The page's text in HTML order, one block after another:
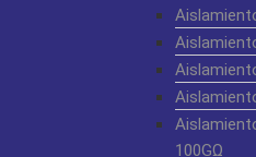
100GΩ